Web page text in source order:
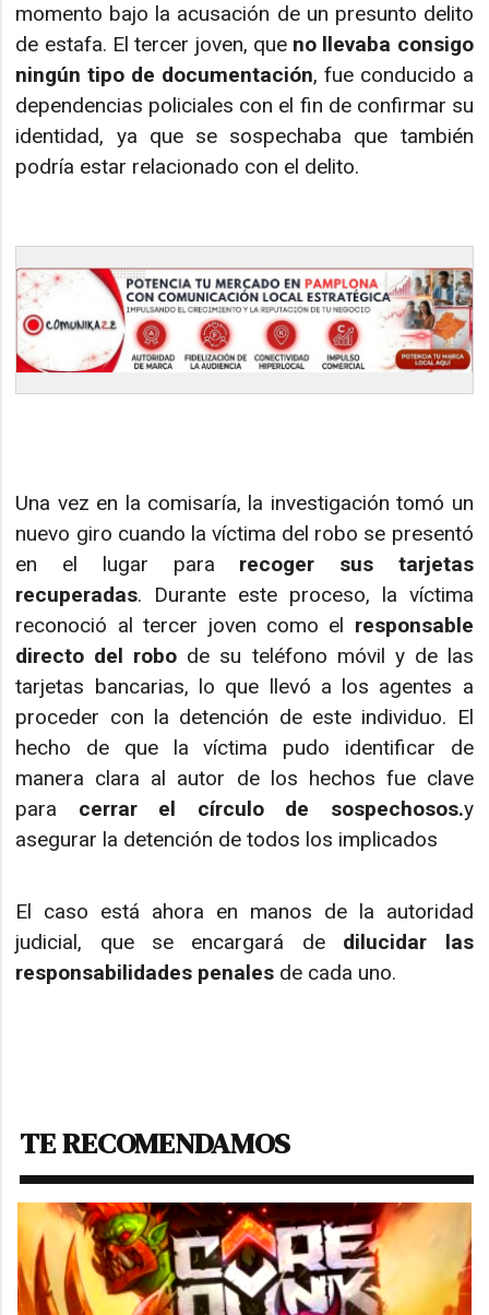
momento bajo la acusación de un presunto delito
de estafa. El tercer joven, que no llevaba consigo
ningún tipo de documentación, fue conducido a
dependencias policiales con el fin de confirmar su
identidad, ya que se sospechaba que también
podría estar relacionado con el delito.
Una vez en la comisaría, la investigación tomó un
nuevo giro cuando la víctima del robo se presentó
en el lugar para recoger sus tarjetas
recuperadas. Durante este proceso, la víctima
reconoció al tercer joven como el responsable
directo del robo de su teléfono móvil y de las
tarjetas bancarias, lo que llevó a los agentes a
proceder con la detención de este individuo. El
hecho de que la víctima pudo identificar de
manera clara al autor de los hechos fue clave
para cerrar el círculo de sospechosos.y
asegurar la detención de todos los implicados
El caso está ahora en manos de la autoridad
judicial, que se encargará de dilucidar las
responsabilidades penales de cada uno.
TE RECOMENDAMOS